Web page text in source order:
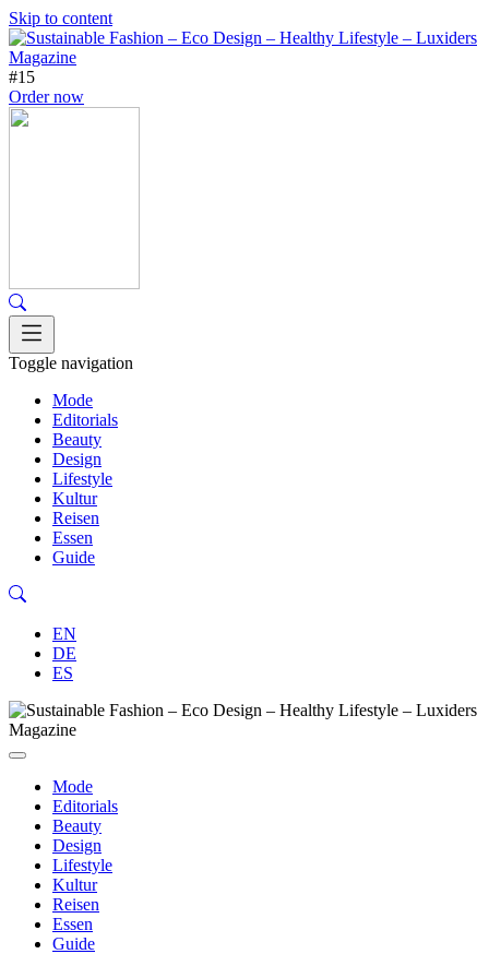
Skip to content
#15
Order now
Toggle navigation
Mode
Editorials
Beauty
Design
Lifestyle
Kultur
Reisen
Essen
Guide
EN
DE
ES
Mode
Editorials
Beauty
Design
Lifestyle
Kultur
Reisen
Essen
Guide